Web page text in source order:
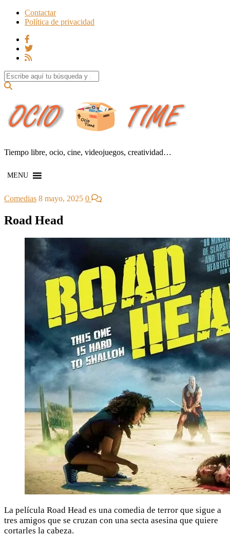
Contactar
Política de privacidad
Search for:
Tiempo libre, ocio, cine, videojuegos, creatividad…
MENU
Comedias 8 mayo, 2025 0
Road Head
La película Road Head es una comedia de terror que sigue a
tres amigos que se cruzan con una secta asesina que quiere
cortarles la cabeza.